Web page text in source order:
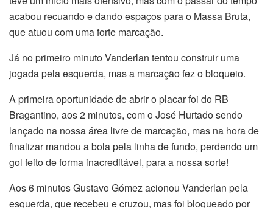
acabou recuando e dando espaços para o Massa Bruta,
que atuou com uma forte marcação.
Já no primeiro minuto Vanderlan tentou construir uma
jogada pela esquerda, mas a marcação fez o bloqueio.
A primeira oportunidade de abrir o placar foi do RB
Bragantino, aos 2 minutos, com o José Hurtado sendo
lançado na nossa área livre de marcação, mas na hora de
finalizar mandou a bola pela linha de fundo, perdendo um
gol feito de forma inacreditável, para a nossa sorte!
Aos 6 minutos Gustavo Gómez acionou Vanderlan pela
esquerda, que recebeu e cruzou, mas foi bloqueado por